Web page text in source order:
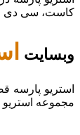
کاست، سی دی و
وبسایت
استریو پارسه
مجموعه